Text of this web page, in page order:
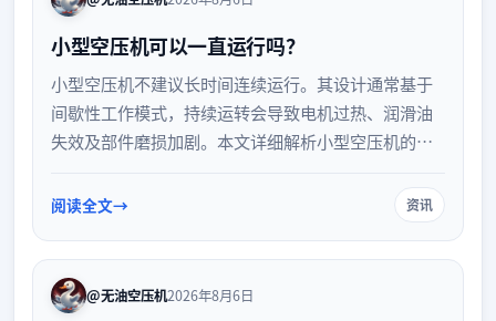
小型空压机可以一直运行吗？
小型空压机不建议长时间连续运行。其设计通常基于
间歇性工作模式，持续运转会导致电机过热、润滑油
失效及部件磨损加剧。本文详细解析小型空压机的工
用与维护建议，帮助用户延长设备寿命并确保用气安
阅读全文 资讯
@无油空压机2026年8月6日